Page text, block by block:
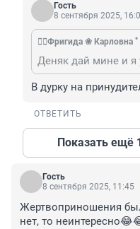
Гость
8 сентября 2025,
❤️‍🔥Фригида ❀ Карловна
В дурку на
ОТВЕТИТЬ
Показать ещё
Гость
8 сентября 2025, 11:45
Жертвоприношения
нет, то